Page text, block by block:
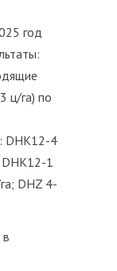
год
ц/га) по
DHK12-4
1
DHZ 4-